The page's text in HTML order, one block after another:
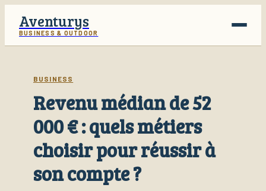
Aventurys
BUSINESS & OUTDOOR
Business
Finance
Lifestyle
BUSINESS
Revenu médian de 52
000 € : quels métiers
choisir pour réussir à
son compte ?